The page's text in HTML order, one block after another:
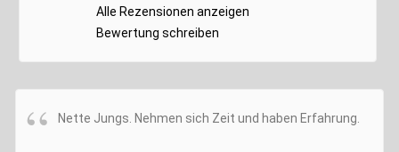
Alle Rezensionen anzeigen
Bewertung schreiben
Nette Jungs. Nehmen sich Zeit und haben Erfahrung.